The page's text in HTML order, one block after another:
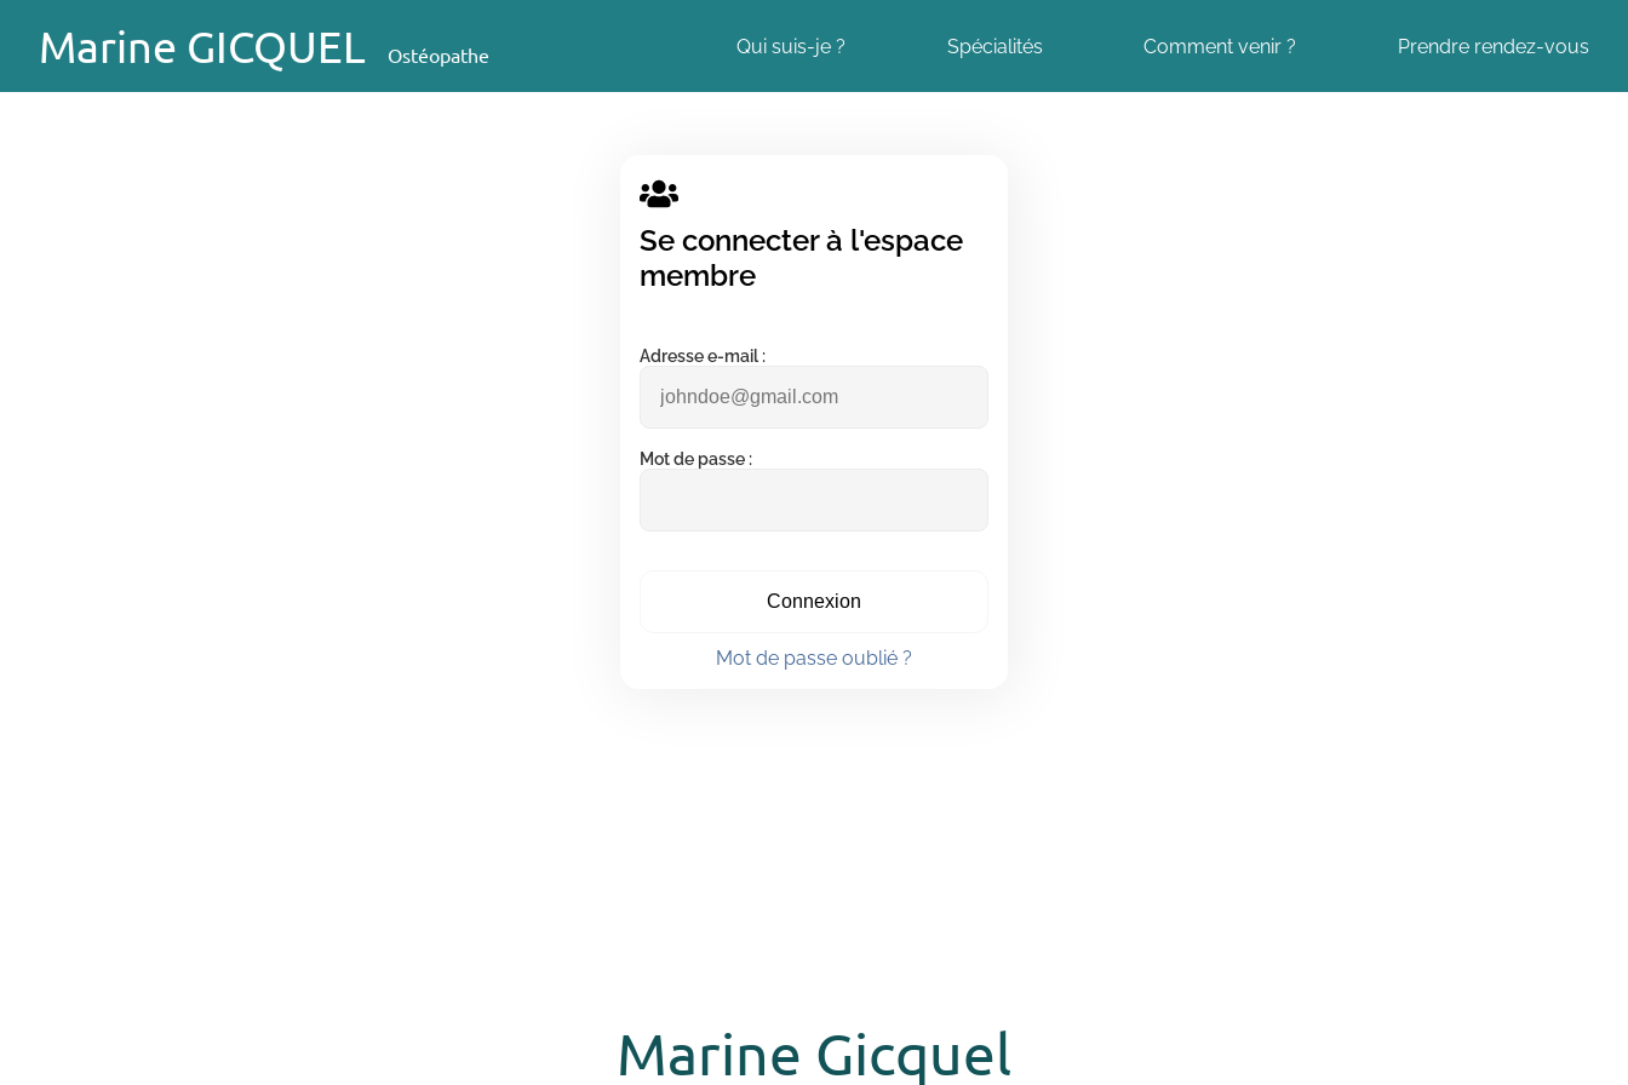
Marine GICQUEL Ostéopathe Qui suis-je ? Spécialités Comment venir ? Prendre rendez-vous
Se connecter à l'espace
membre
Adresse e-mail :
Mot de passe :
Connexion
Mot de passe oublié ?
Marine Gicquel